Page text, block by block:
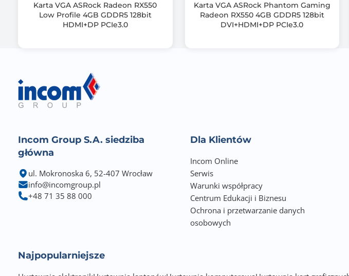
Wymiary [S x W] (mm) 279,9 x 133,9
Liczba zajmowanych slotów w obudowie
Wyposażenie dodatkowe
Informacje dodatkowe
Karta VGA ASRock Radeon RX550
Low Profile 4GB GDDR5 128bit
HDMI+DP PCIe3.0
Karta VGA ASRock Phantom Gaming
Radeon RX550 4GB GDDR5 128bit
DVI+HDMI+DP PCIe3.0
Incom Group S.A. siedziba
główna
ul. Mokronoska 6, 52-407 Wrocław
info@incomgroup.pl
+48 71 35 88 000
Dla Klientów
Incom Online
Serwis
Warunki współpracy
Centrum Edukacji i Biznesu
Ochrona i przetwarzanie danych
osobowych
Najpopularniejsze